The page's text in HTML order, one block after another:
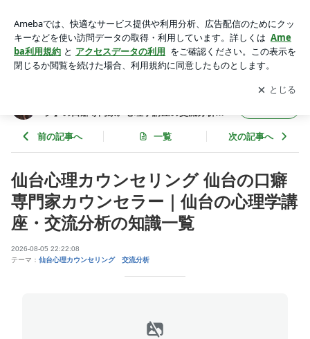
ンセリング】の口癖専門家。心理学講座の交流分析で人間関係
とメンタルを整えて幸せ！心理術の学校
アプリをダウンロードして ブログの更新通知
を受け取りまし
ょう。
開く
グ】の口癖専門家。心理学講座の交流分析で
学校
前の記事へ 一覧 次の記事へ
仙台心理カウンセリング 仙台の口癖
専門家カウンセラー｜仙台の心理学講
座・交流分析の知識一覧
2026-08-05 22:22:08
テーマ： 仙台心理カウンセリング 交流分析